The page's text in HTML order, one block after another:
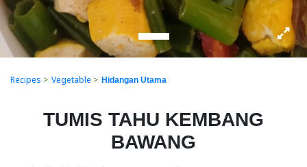
Recipes > Vegetable > Hidangan Utama
TUMIS TAHU KEMBANG
BAWANG